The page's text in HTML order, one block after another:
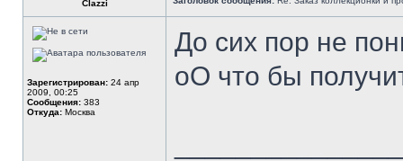
Clazzi
Зарегистрирован: 24 апр
2009, 00:25
Сообщения: 383
Откуда: Москва
До сих пор не
оО что бы